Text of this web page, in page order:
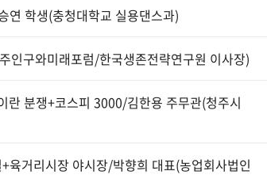
학생(충청대학교 실용댄스과)
구와미래포럼/한국생존전략연구원 이사장)
분쟁+코스피 3000/김한용 주무관(청주시
거리시장 야시장/박향희 대표(농업회사법인